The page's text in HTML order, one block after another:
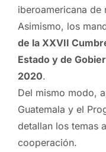
iberoamericana de
Asimismo, los
de la XXVII
Estado y de
2020.
Del mismo modo,
Guatemala y el
detallan los temas
cooperación.